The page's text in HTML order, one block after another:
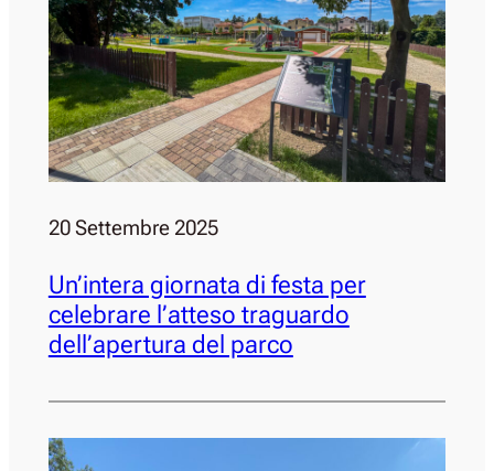
20 Settembre 2025
Un’intera giornata di festa per
celebrare l’atteso traguardo
dell’apertura del parco